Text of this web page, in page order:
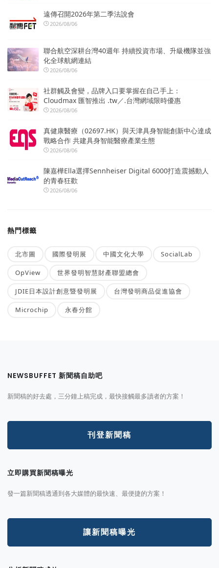
遠傳召開2026年第二季法說會
2026/08/06
聯合航空深耕台灣40週年 持續投資市場、升級機隊並強
化全球航網連結
2026/08/06
社群觸及會變，品牌入口要掌握在自己手上：
Cloudmax 匯智推出 .tw／.台灣網域限時優惠
2026/08/06
真健康醫療（02697.HK）與天津具身智能創新中心達成
戰略合作 共建具身智能醫療產業生態
2026/08/06
陳嘉樺Ella選擇Sennheiser Digital 6000打造震撼動人
的青春狂歡
2026/08/06
熱門標籤
北市圖 國際發明展 中國文化大學 SocialLab
OpView 世界發明智慧財產聯盟總會
JDIE日本設計創意暨發明展 台灣發明商品促進協會
Microchip 永春分館
NEWSBUFFET 新聞稿自助吧
新聞稿的好去處，三分鐘上稿完成，最快接觸最多讀者的方案！
刊登新聞稿
立即購買新聞稿曝光
發一篇新聞稿透通到各大媒體的最快速、最便捷的方案！
讓新聞稿曝光